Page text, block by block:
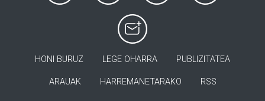
HONI BURUZ LEGE OHARRA PUBLIZITATEA
ARAUAK HARREMANETARAKO RSS